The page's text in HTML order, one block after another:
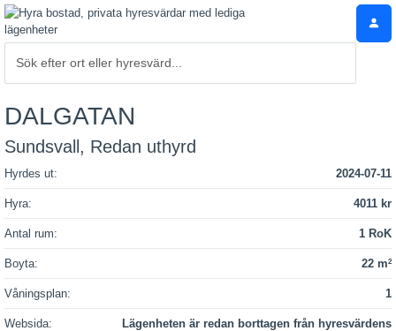
DALGATAN
Sundsvall, Redan uthyrd
Hyrdes ut: 2024-07-11
Hyra: 4011 kr
Antal rum: 1 RoK
Boyta: 22 m2
Våningsplan: 1
Websida:
Lägenheten är redan borttagen från hyresvärdens